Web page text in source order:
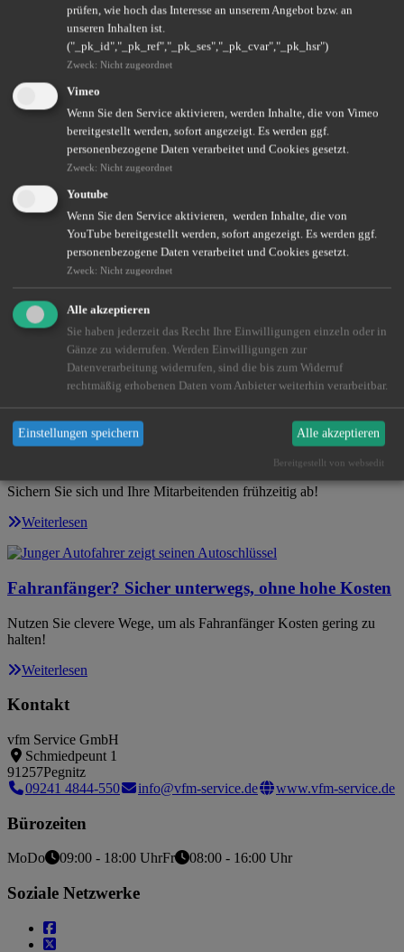
Gesundheitsvorsorge auf Privatpatienten-Niveau? Das geht auch als
gesetzlich Versicherter!
Weiterlesen
Attraktiv bleiben als Arbeitgeber: So gewinnen und
halten Sie Talente
Nutzen Sie moderne Benefit-Systeme, um Ihr Unternehmen
zukunftssicher zu gestalten!
Weiterlesen
Worauf müssen Sie achten, wenn Sie Ihr Kind privat versichern
Weiterlesen
Existenzschutz für Handwerker – clever über den
Sichern Sie sich und Ihre Mitarbeitenden frühzeitig ab!
Weiterlesen
Fahranfänger? Sicher unterwegs, ohne hohe Kosten
Nutzen Sie clevere Wege, um als Fahranfänger Kosten gering zu
halten!
Weiterlesen
Kontakt
vfm Service GmbH
Schmiedpeunt 1
91257Pegnitz
09241 4844-550
info@vfm-service.de www.vfm-service.de
Bürozeiten
MoDo 09:00 - 18:00 UhrFr 08:00 - 16:00 Uhr
Soziale Netzwerke
prüfen, wie hoch das Interesse an unserem Angebot bzw. an
unseren Inhalten ist.
("_pk_id","_pk_ref","_pk_ses","_pk_cvar","_pk_hsr")
Zweck: Nicht zugeordnet
Vimeo
Wenn Sie den Service aktivieren, werden Inhalte, die von Vimeo
bereitgestellt werden, sofort angezeigt. Es werden ggf.
personenbezogene Daten verarbeitet und Cookies gesetzt.
Zweck: Nicht zugeordnet
Youtube
Wenn Sie den Service aktivieren, werden Inhalte, die von
YouTube bereitgestellt werden, sofort angezeigt. Es werden ggf.
personenbezogene Daten verarbeitet und Cookies gesetzt.
Zweck: Nicht zugeordnet
Alle akzeptieren
Sie haben jederzeit das Recht Ihre Einwilligungen einzeln oder in
Gänze zu widerrufen. Werden Einwilligungen zur
Datenverarbeitung widerrufen, sind die bis zum Widerruf
rechtmäßig erhobenen Daten vom Anbieter weiterhin verarbeitbar.
Einstellungen speichern Alle akzeptieren
Bereitgestellt von websedit